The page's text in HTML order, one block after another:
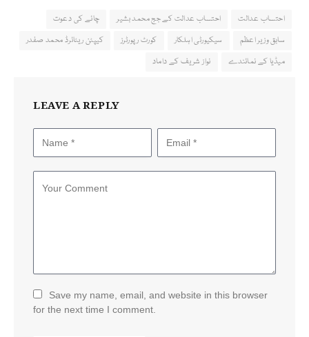
احتساب عدالت احتساب عدالت کے جج محمد بشیر
چائے کی دعوت
سابق وزیر اعظم
سیکیورٹی اہلکار کورٹ رپورٹرز
کیپٹن ریٹائرڈ محمد صفدر
میڈیا کے نمائندے
نواز شریف کے داماد
LEAVE A REPLY
Save my name, email, and website in this browser
for the next time I comment.